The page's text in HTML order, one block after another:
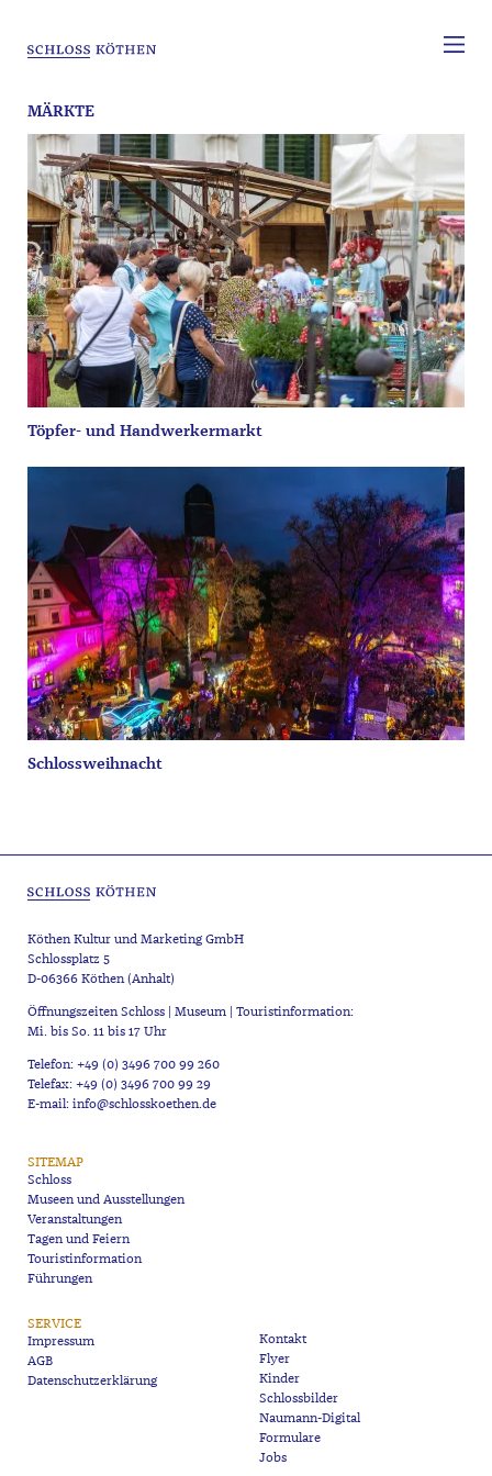
MÄRKTE
Töpfer- und Handwerkermarkt
Schlossweihnacht
Köthen Kultur und Marketing GmbH
Schlossplatz 5
D-06366 Köthen (Anhalt)
Öffnungszeiten Schloss | Museum | Touristinformation:
Mi. bis So. 11 bis 17 Uhr
Telefon: +49 (0) 3496 700 99 260
Telefax: +49 (0) 3496 700 99 29
E-mail: info@schlosskoethen.de
SITEMAP
Schloss
Museen und Ausstellungen
Veranstaltungen
Tagen und Feiern
Touristinformation
Führungen
SERVICE
Impressum
AGB
Datenschutzerklärung
Kontakt
Flyer
Kinder
Schlossbilder
Naumann-Digital
Formulare
Jobs